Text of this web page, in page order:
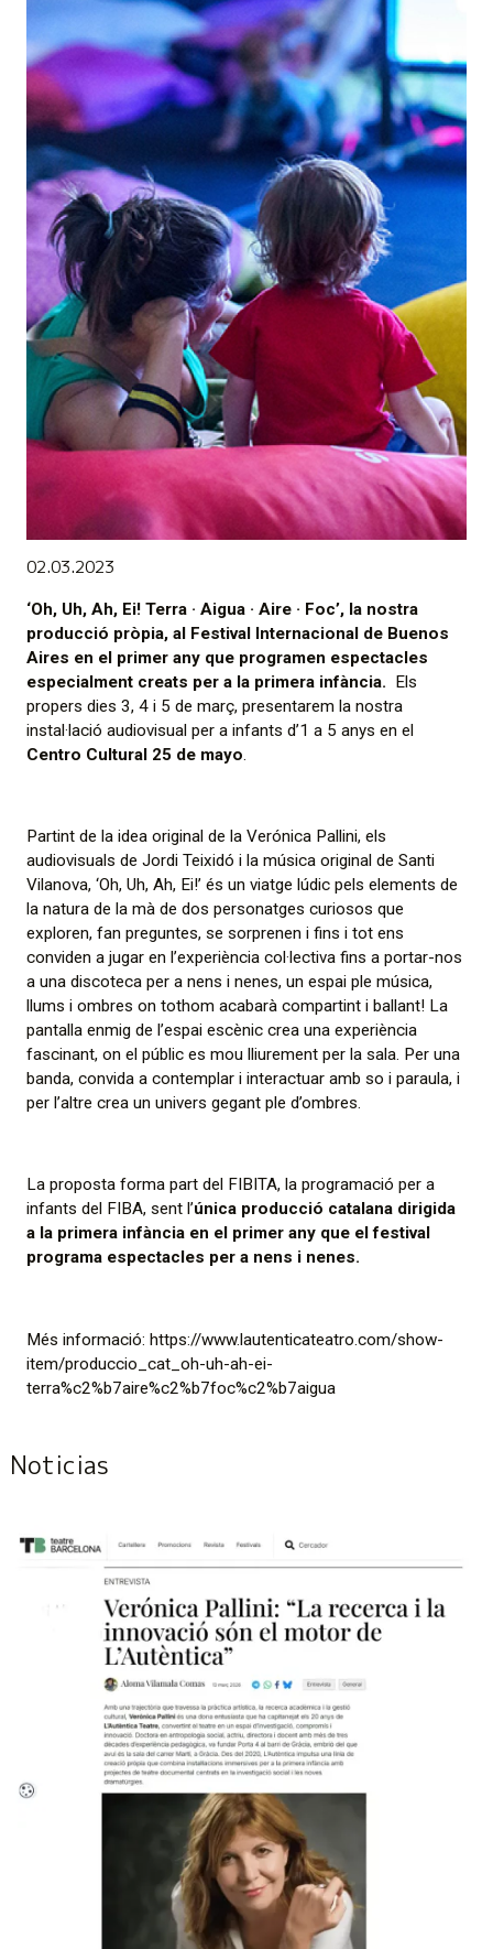
02.03.2023
‘Oh, Uh, Ah, Ei! Terra · Aigua · Aire · Foc’, la nostra
producció pròpia, al Festival Internacional de Buenos
Aires en el primer any que programen espectacles
especialment creats per a la primera infància. Els
propers dies 3, 4 i 5 de març, presentarem la nostra
instal·lació audiovisual per a infants d’1 a 5 anys en el
Centro Cultural 25 de mayo.
Partint de la idea original de laVerónica Pallini, els
audiovisuals de Jordi Teixidó i la música original de Santi
Vilanova, ‘Oh, Uh, Ah, Ei!’ és un viatge lúdic pels elements de
la natura de la mà de dos personatges curiosos que
exploren, fan preguntes, se sorprenen i fins i tot ens
conviden a jugar en l’experiència col·lectiva fins a portar-nos
a una discoteca per a nens i nenes, un espai ple música,
llums i ombres on tothom acabarà compartint i ballant! La
pantalla enmig de l’espai escèniccrea una experiència
fascinant, on el públic es mou lliurement per la sala. Per una
banda, convida a contemplar i interactuar amb so i paraula, i
per l’altre crea un univers gegant ple d’ombres.
La proposta forma part del FIBITA, la programació per a
infants del FIBA, sent l’única producció catalana dirigida
a la primera infància en el primer any que el festival
programa espectacles per a nens i nenes.
Més informació:https://www.lautenticateatro.com/show-
item/produccio_cat_oh-uh-ah-ei-
terra%c2%b7aire%c2%b7foc%c2%b7aigua
Noticias